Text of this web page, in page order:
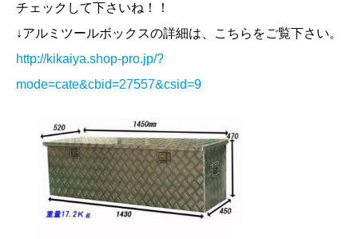
チェックして下さいね！！
↓アルミツールボックスの詳細は、こちらをご覧下さい。
http://kikaiya.shop-pro.jp/?
mode=cate&cbid=27557&csid=9